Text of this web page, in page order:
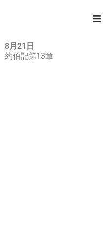
8月21日
約伯記第13章